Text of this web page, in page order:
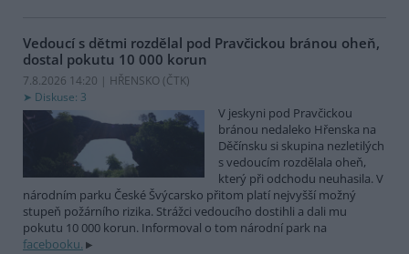
Vedoucí s dětmi rozdělal pod Pravčickou bránou oheň,
dostal pokutu 10 000 korun
7.8.2026 14:20 | HŘENSKO (ČTK)
Diskuse: 3
V jeskyni pod Pravčickou
bránou nedaleko Hřenska na
Děčínsku si skupina nezletilých
s vedoucím rozdělala oheň,
který při odchodu neuhasila. V
národním parku České Švýcarsko přitom platí nejvyšší možný
stupeň požárního rizika. Strážci vedoucího dostihli a dali mu
pokutu 10 000 korun. Informoval o tom národní park na
facebooku.